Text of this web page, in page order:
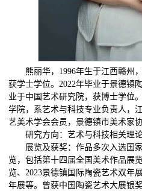
熊丽华，1996年生于江西赣州
获学士学位。2022年毕业于景德镇
业于中国艺术研究院，获博士学位
学院，系艺术与科技专业负责人，
艺美术学会会员，景德镇市美术家协
研究方向：艺术与科技相关理
展览及获奖：作品多次入选国
览，包括第十四届全国美术作品展
览、2023景德镇国际陶瓷艺术双年
年展等。曾获中国陶瓷艺术大展银